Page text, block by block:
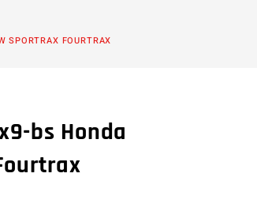
SPORTRAX FOURTRAX
bs Honda